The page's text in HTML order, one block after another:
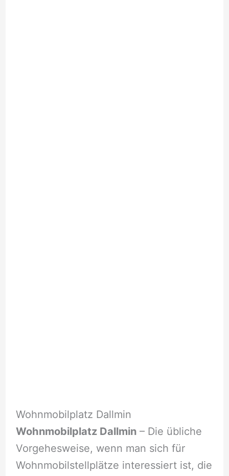
Wohnmobilplatz Dallmin
Wohnmobilplatz Dallmin– Die übliche
Vorgehesweise, wenn man sich für
Wohnmobilstellplätze interessiert ist, die